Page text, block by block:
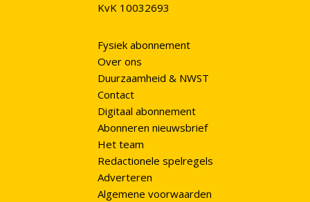
KvK 10032693
Fysiek abonnement
Over ons
Duurzaamheid & NWST
Contact
Digitaal abonnement
Abonneren nieuwsbrief
Het team
Redactionele spelregels
Adverteren
Algemene voorwaarden